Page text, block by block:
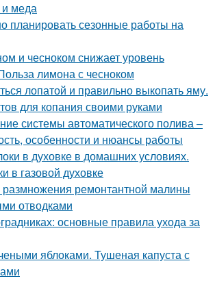
меда
планировать сезонные работы на
и чесноком снижает уровень
лимона с чесноком
лопатой и правильно выкопать яму.
для копания своими руками
системы автоматического полива –
особенности и нюансы работы
в духовке в домашних условиях.
в газовой духовке
ремонтантной малины
отводками
основные правила ухода за
яблоками. Тушеная капуста с